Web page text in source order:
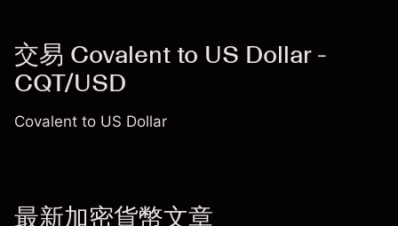
交易 Covalent to US Dollar -
CQT/USD
Covalent to US Dollar
最新加密貨幣文章